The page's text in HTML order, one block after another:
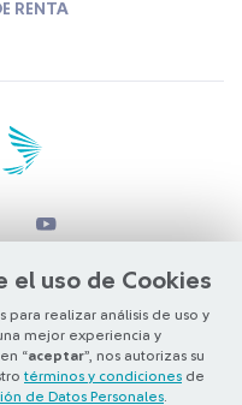
el uso de Cookies
para realizar análisis de uso y
mejor experiencia y
“aceptar”, nos autorizas su
términos y condiciones de
de Datos Personales
RENTA
2026